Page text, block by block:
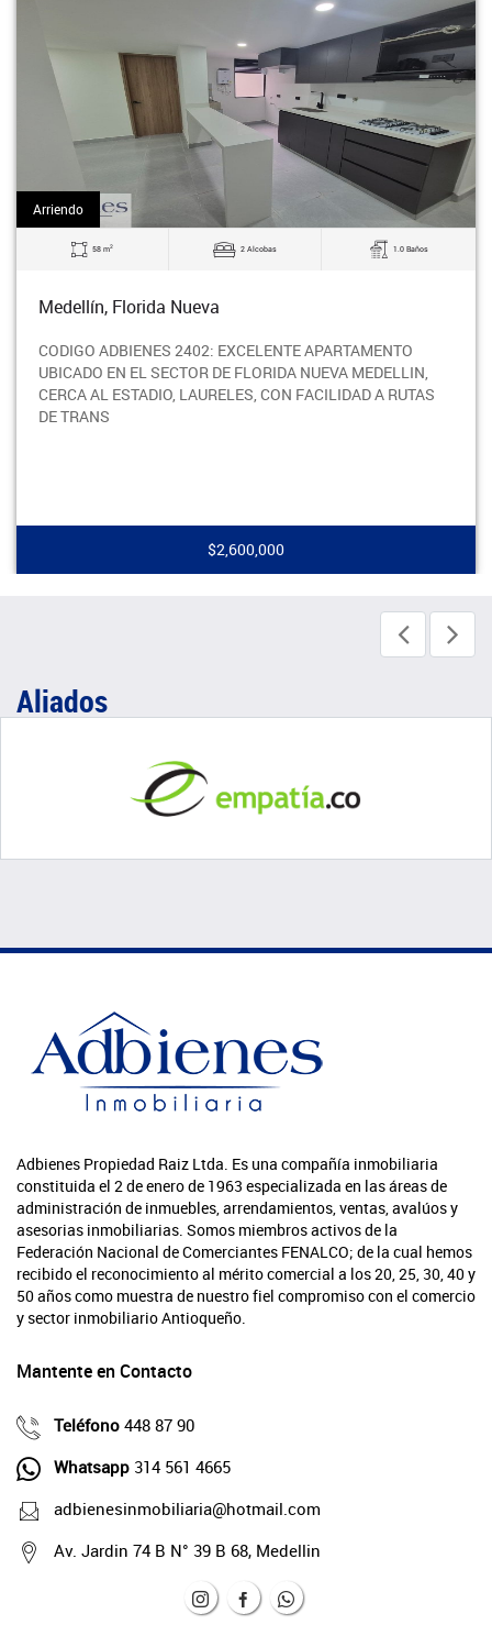
Arriendo
58 m2 2 Alcobas 1.0 Baños
Medellín, Florida Nueva
CODIGO ADBIENES 2402: EXCELENTE APARTAMENTO
UBICADO EN EL SECTOR DE FLORIDA NUEVA MEDELLIN,
CERCA AL ESTADIO, LAURELES, CON FACILIDAD A RUTAS
DE TRANS
$2,600,000
Aliados
Adbienes Propiedad Raiz Ltda. Es una compañía inmobiliaria
constituida el 2 de enero de 1963 especializada en las áreas de
administración de inmuebles, arrendamientos, ventas, avalúos y
asesorias inmobiliarias. Somos miembros activos de la
Federación Nacional de Comerciantes FENALCO; de la cual hemos
recibido el reconocimiento al mérito comercial a los 20, 25, 30, 40 y
50 años como muestra de nuestro fiel compromiso con el comercio
y sector inmobiliario Antioqueño.
Mantente en Contacto
Teléfono 448 87 90
Whatsapp 314 561 4665
adbienesinmobiliaria@hotmail.com
Av. Jardin 74 B N° 39 B 68, Medellin